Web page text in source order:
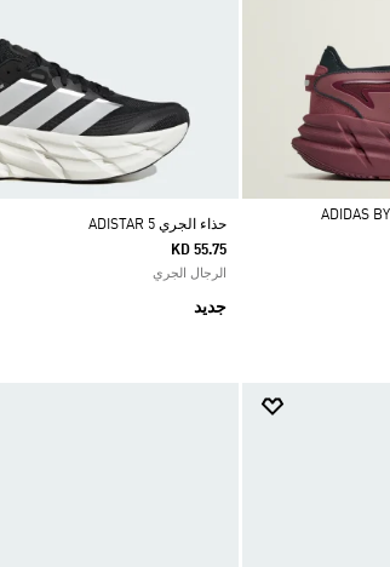
حذاء الجري ADISTAR 5
KD 55.75
الرجال الجري
جديد